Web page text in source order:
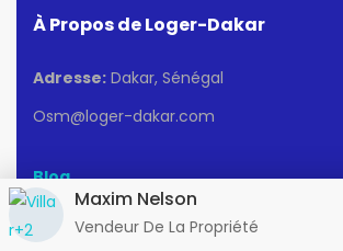
À Propos de Loger-Dakar
Adresse: Dakar, Sénégal
Osm@loger-dakar.com
Blog
Recherches populaires
Maxim Nelson
Vendeur De La Propriété